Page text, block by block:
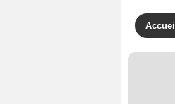
Accueil